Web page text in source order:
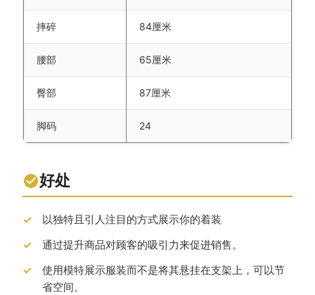
摔碎 84厘米
腰部 65厘米
臀部 87厘米
脚码 24
好处
以独特且引人注目的方式展示你的着装
通过提升商品对顾客的吸引力来促进销售。
使用模特展示服装而不是将其悬挂在支架上，可以节
省空间。